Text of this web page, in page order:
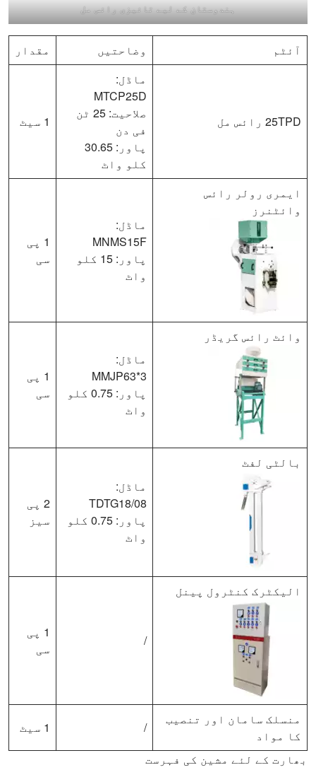
ہندوستان کے لیے تائیزی رائس مل
آئٹم وضاحتیں مقدار
25TPD رائس مل
ماڈل:
MTCP25D
صلاحیت: 25 ٹن
فی دن
پاور: 30.65
کلو واٹ
1 سیٹ
ایمری رولر رائس
وائٹنرز
ماڈل:
MNMS15F
پاور: 15 کلو
واٹ
1 پی
سی
وائٹ رائس گریڈر
ماڈل:
MMJP63*3
پاور: 0.75 کلو
واٹ
1 پی
سی
بالٹی لفٹ
ماڈل:
TDTG18/08
پاور: 0.75 کلو
واٹ
2 پی
سیز
الیکٹرک کنٹرول پینل
/
1 پی
سی
منسلک سامان اور تنصیب
کا مواد
/
1 سیٹ
بھارت کے لئے مشین کی فہرست